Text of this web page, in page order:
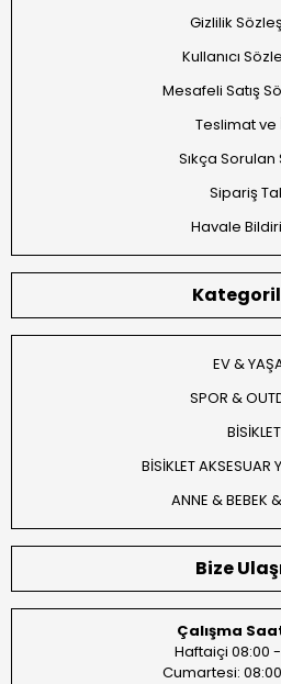
Gizlilik
Kullanıcı
Mesafeli Satış
Teslimat ve
Sıkça
Sipariş
Havale
EV &
SPOR &
BİSİKLET
BİSİKLET AKSESUAR
ANNE & BEBEK
Bize
Çalışma
Haftaiçi 08:00 -
Cumartesi: